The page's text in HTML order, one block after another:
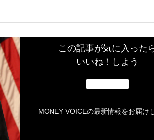
この記事が気に入った
いいね！しよう
MONEY VOICEの最新情報をお届け